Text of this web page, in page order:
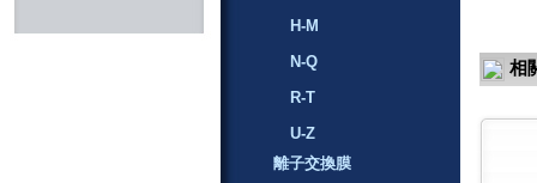
H-M
N-Q
R-T
U-Z
離子交換膜
相